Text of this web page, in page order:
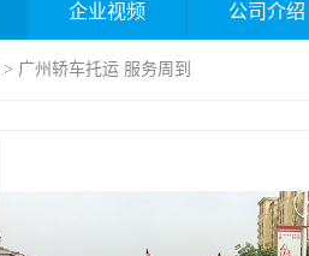
企业视频 公司介绍
> 广州轿车托运 服务周到